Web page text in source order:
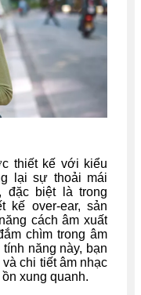
thiết kế với kiểu
lại sự thoải mái
biệt là trong
kế over-ear, sản
cách âm xuất
chìm trong âm
năng này, bạn
chi tiết âm nhạc
xung quanh.